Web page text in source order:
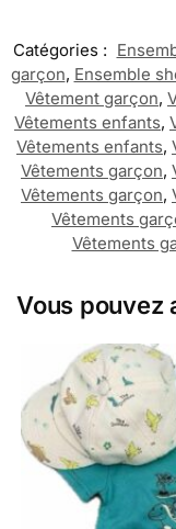
Catégories :
garçon, Ensemble
Vêtement garçon,
Vêtements enfants,
Vêtements enfants,
Vêtements garçon,
Vêtements garçon,
Vêtements
Vêtements
Vous pouvez